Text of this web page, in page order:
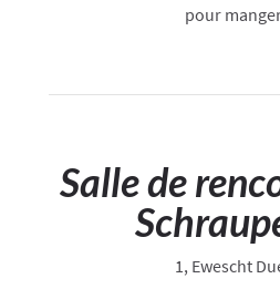
pour
Salle de
1, Ewescht